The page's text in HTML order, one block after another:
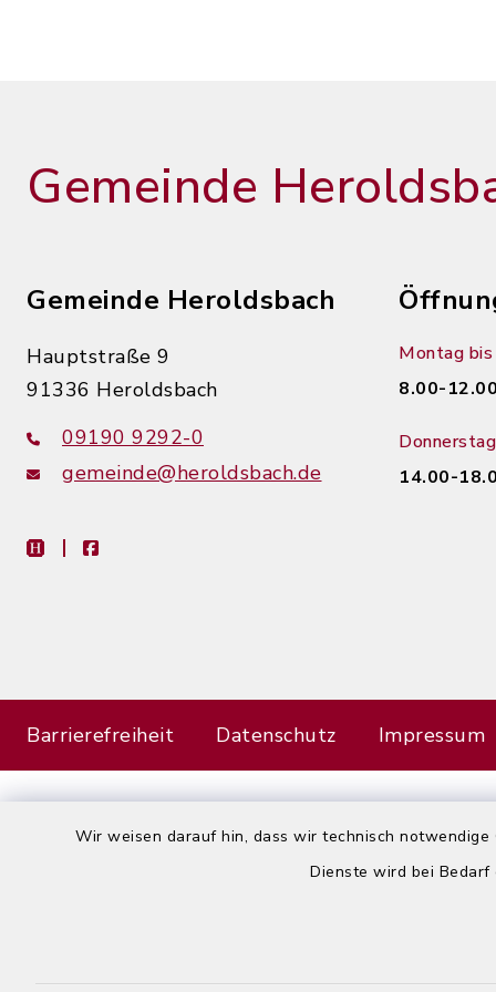
Wir weisen darauf hin, dass wir technisch
Dienste wird bei
Gemeinde
Gemeinde Heroldsbach
Hauptstraße 9
91336 Heroldsbach
09190 9292-0
gemeinde@heroldsbach.de
heimat-infofacebook
Montag
8.00-
14.00-
Barrierefreiheit Datenschutz Impressum